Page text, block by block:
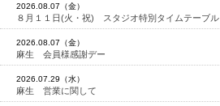
2026.08.07（金）
８月１１日(火・祝) スタジオ特別タイムテーブル
2026.08.07（金）
麻生 会員様感謝デー
2026.07.29（水）
麻生 営業に関して